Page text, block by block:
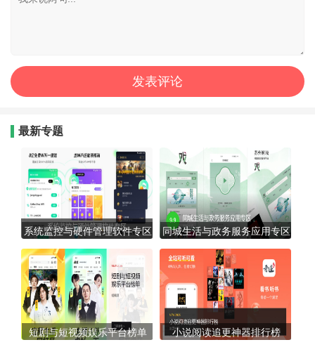
最新专题
系统监控与硬件管理软件专区 同城生活与政务服务应用专区
短剧与短视频娱乐平台榜单 小说阅读追更神器排行榜